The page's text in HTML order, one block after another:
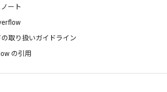
ート
取り扱いガイドライン
の引用